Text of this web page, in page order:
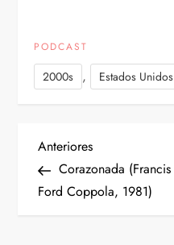
PODCAST
2000s , Estados Unidos
N
a
Entrada
anterior
Anteriores
Corazonada (Francis
Ford Coppola, 1981)